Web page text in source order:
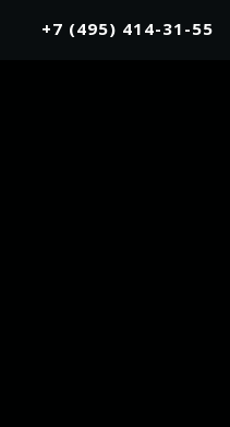
+7 (495) 414-31-55